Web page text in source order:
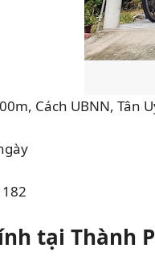
Cách UBNN, Tân
tại Thành